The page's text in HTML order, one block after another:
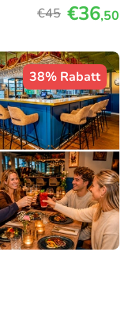
€45 €36,50
38% Rabatt